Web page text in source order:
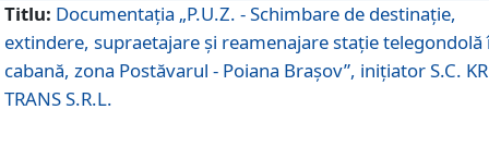
Titlu: Documentaţia „P.U.Z. - Schimbare de destinaţie,
extindere, supraetajare şi reamenajare staţie telegondolă
cabană, zona Postăvarul - Poiana Braşov”, iniţiator S.C.
TRANS S.R.L.